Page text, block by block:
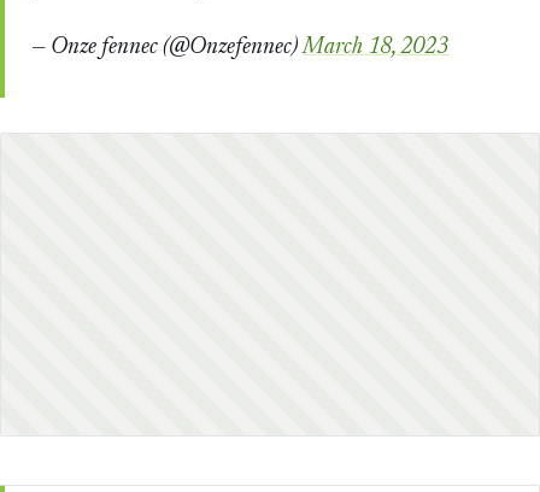
— Onze fennec (@Onzefennec)March 18, 2023